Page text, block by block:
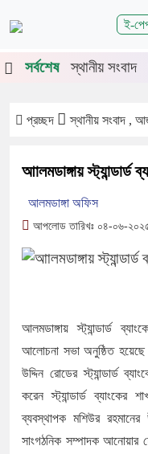
ই-
শিরোনাম
চুয়াডাঙ্গা-মেহেরপুরে
গাছ প্রায় ৫ লাখে নিলামে
সরকার
সভা
চুয়াডাঙ্গায় লিগ্যাল এইড
সিনিয়র জেলা জজ রফিকুল
সর্বশেষ স্থানীয় সংবাদ
প্রচ্ছদ স্থানীয় সংবাদ ,
আালমডাঙ্গায় স্ট্যান্ডার্ড
আলমডাঙ্গা অফিস
আপলোড তারিখঃ ০৪-০৬-
আলমডাঙ্গায় স্ট্যান্ডার্ড
আলোচনা সভা অনুষ্ঠিত
উদ্দিন রোডের স্ট্যান্ডার্ড
করেন স্ট্যান্ডার্ড
ব্যবস্থাপক মশিউর
সাংগঠনিক সম্পাদক আনোয়ার